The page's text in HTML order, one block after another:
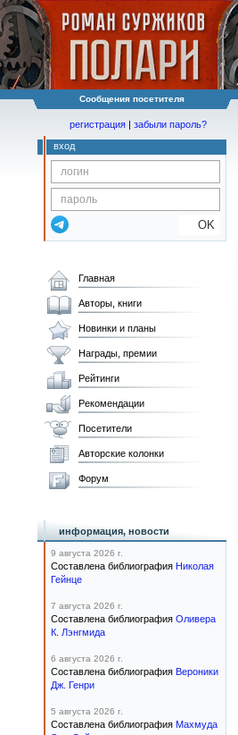
Сообщения посетителя
регистрация | забыли пароль?
вход
OK
Главная
Авторы, книги
Новинки и планы
Награды, премии
Рейтинги
Рекомендации
Посетители
Авторские колонки
Форум
информация, новости
9 августа 2026 г.
Составлена библиография Николая
Гейнце
7 августа 2026 г.
Составлена библиография Оливера
К. Лэнгмида
6 августа 2026 г.
Составлена библиография Вероники
Дж. Генри
5 августа 2026 г.
Составлена библиография Махмуда